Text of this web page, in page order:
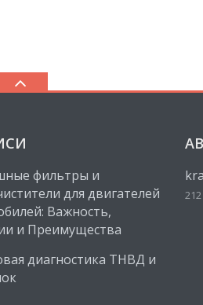
фильтры и
для двигателей
Важность,
и Преимущества
диагностика ТНВД и